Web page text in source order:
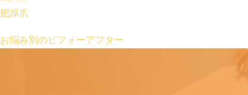
肥厚爪
お悩み別のビフォーアフター